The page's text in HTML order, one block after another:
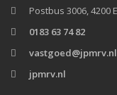
Postbus 3006, 4200
0183 63 74 82
vastgoed@jpmrv.nl
jpmrv.nl